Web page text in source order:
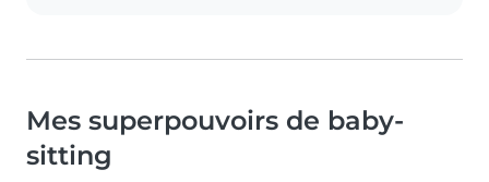
Mes superpouvoirs de baby-
sitting